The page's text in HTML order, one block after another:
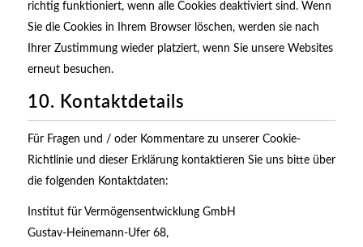
richtig funktioniert, wenn alle Cookies deaktiviert sind. Wenn
Sie die Cookies in Ihrem Browser löschen, werden sie nach
Ihrer Zustimmung wieder platziert, wenn Sie unsere Websites
erneut besuchen.
10. Kontaktdetails
Für Fragen und / oder Kommentare zu unserer Cookie-
Richtlinie und dieser Erklärung kontaktieren Sie uns bitte über
die folgenden Kontaktdaten:
Institut für Vermögensentwicklung GmbH
Gustav-Heinemann-Ufer 68,